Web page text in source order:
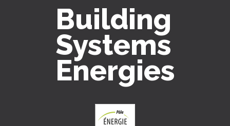
Building
Systems
Energies